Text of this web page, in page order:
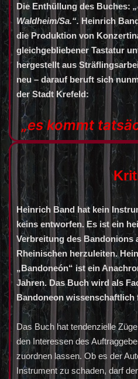
Die Enthüllung des Buches:
Waldheim/Sa.“. Heinrich
die Produktion von
gleichgebliebener Tastatur
hergestellt aus
neu – darauf beruft sich
der Stadt Krefeld:
„es kommt
Heinrich Band hat kein
keins entworfen. Es ist ein
Verbreitung des Bandonions
Rheinischen herzuleiten.
„Bandoneón“ ist ein
Jahren. Das Buch wird als
Bandoneon wissenschaftlich
Das Buch hat tendenzielle
den Interessen des
zuordnen lassen. Ob es der
Instrument zu schaden, darf